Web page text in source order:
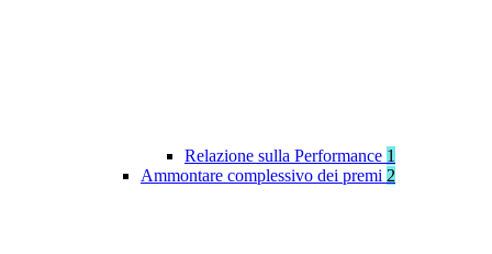
Relazione sulla Performance 1
Ammontare complessivo dei premi 2